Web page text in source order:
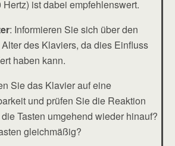
ist dabei empfehlenswert.
: Informieren Sie sich über den
des Klaviers, da dies Einfluss
haben kann.
Sie das Klavier auf eine
und prüfen Sie die Reaktion
Tasten umgehend wieder hinauf?
gleichmäßig?